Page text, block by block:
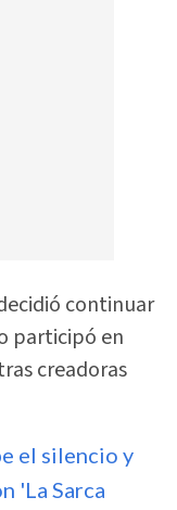
continuar
participó en
creadoras
el silencio y
'La Sarca